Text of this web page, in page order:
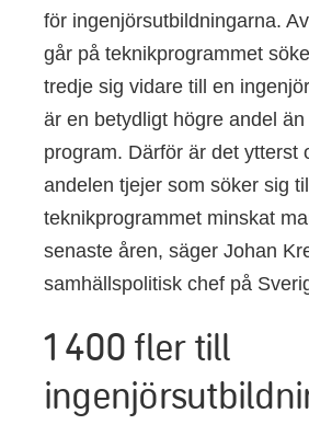
för ingenjörsutbildningarna.
går på teknikprogrammet
tredje sig vidare till en
är en betydligt högre andel
program. Därför är det ytterst
andelen tjejer som söker sig
teknikprogrammet minskat
senaste åren, säger Johan
samhällspolitisk chef på
1 400 fler till